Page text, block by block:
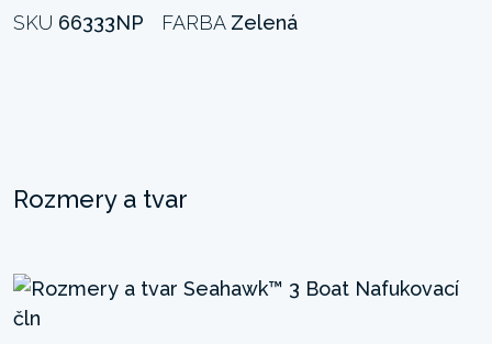
SKU 66333NP FARBA Zelená
Rozmery a tvar